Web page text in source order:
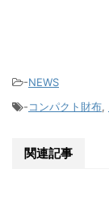
-NEWS
-コンパクト財布,
関連記事